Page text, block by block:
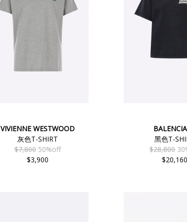
VIVIENNE WESTWOOD
灰色T-SHIRT
$7,800 50%off
$3,900
黑色T-
$28,800
$20,160